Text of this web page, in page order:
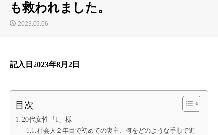
も救われました。
2023.09.06
記入日2023年8月2日
目次
20代女性「I」様
社会人２年目で初めての喪主、何をどのような手順で進